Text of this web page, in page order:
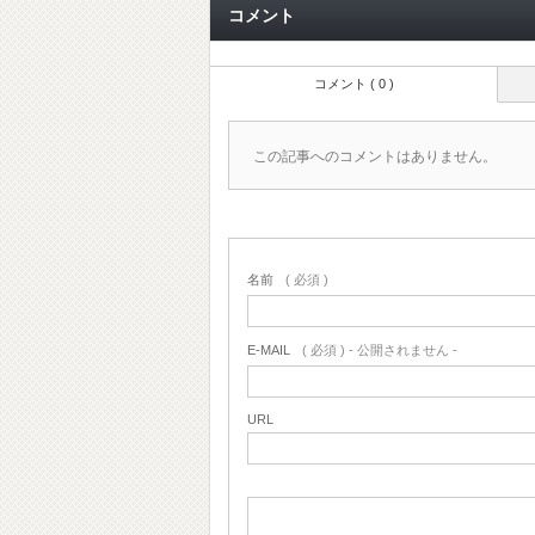
コメント
コメント ( 0 )
この記事へのコメントはありません。
名前 ( 必須 )
E-MAIL ( 必須 ) - 公開されません -
URL